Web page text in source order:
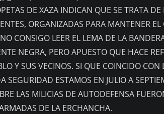
DE XAZA INDICAN QUE SE TRATA
ORGANIZADAS PARA MANTENER
CONSIGO LEER EL LEMA DE LA
NEGRA, PERO APUESTO QUE HACE
Y SUS VECINOS. SI QUE COINCIDO
SEGURIDAD ESTAMOS EN JULIO A
LAS MILICIAS DE AUTODEFENSA
DE LA ERCHANCHA.